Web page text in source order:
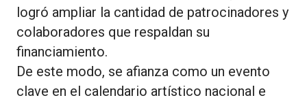
logró ampliar la cantidad de patrocinadores y
colaboradores que respaldan su
financiamiento.
De este modo, se afianza como un evento
clave en el calendario artístico nacional e